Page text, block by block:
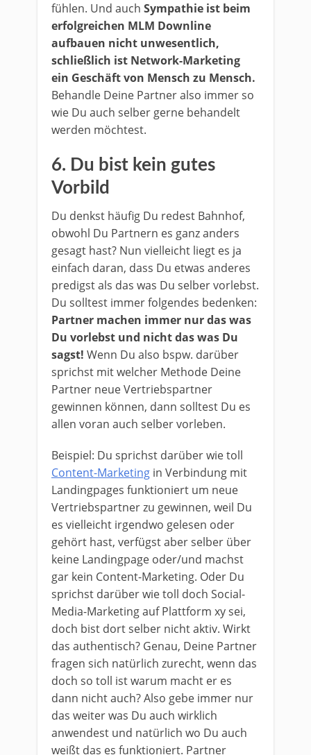
fühlen. Und auch Sympathie ist beim
erfolgreichen MLM Downline
aufbauen nicht unwesentlich,
schließlich ist Network-Marketing
ein Geschäft von Mensch zu Mensch.
Behandle Deine Partner also immer so
wie Du auch selber gerne behandelt
werden möchtest.
6. Du bist kein gutes
Vorbild
Du denkst häufig Du redest Bahnhof,
obwohl Du Partnern es ganz anders
gesagt hast? Nun vielleicht liegt es ja
einfach daran, dass Du etwas anderes
predigst als das was Du selber vorlebst.
Du solltest immer folgendes bedenken:
Partner machen immer nur das was
Du vorlebst und nicht das was Du
sagst! Wenn Du also bspw. darüber
sprichst mit welcher Methode Deine
Partner neue Vertriebspartner
gewinnen können, dann solltest Du es
allen voran auch selber vorleben.
Beispiel: Du sprichst darüber wie toll
Content-Marketing in Verbindung mit
Landingpages funktioniert um neue
Vertriebspartner zu gewinnen, weil Du
es vielleicht irgendwo gelesen oder
gehört hast, verfügst aber selber über
keine Landingpage oder/und machst
gar kein Content-Marketing. Oder Du
sprichst darüber wie toll doch Social-
Media-Marketing auf Plattform xy sei,
doch bist dort selber nicht aktiv. Wirkt
das authentisch? Genau, Deine Partner
fragen sich natürlich zurecht, wenn das
doch so toll ist warum macht er es
dann nicht auch? Also gebe immer nur
das weiter was Du auch wirklich
anwendest und natürlich wo Du auch
weißt das es funktioniert. Partner